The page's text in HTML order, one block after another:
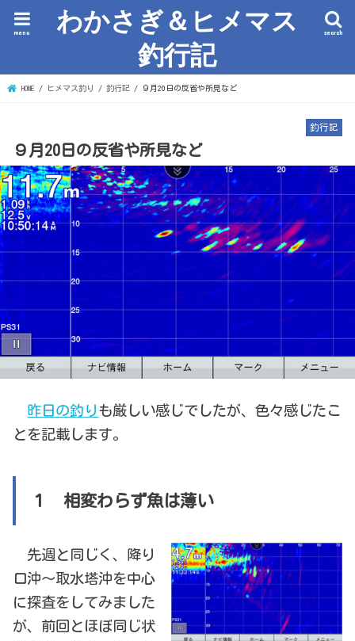
わかさぎ＆ヒメマス
釣行記
search
menu
HOME ヒメマス釣り 釣行記 ９月20日の反省や所見など
釣行記
９月20日の反省や所見など
昨日の釣りも厳しい感じでしたが、色々感じたこ
とを記載します。
１ 相変わらず魚は薄い
先週と同じく、降り
口沖～取水塔沖を中心
に探査をしてみました
が、前回とほぼ同じ状